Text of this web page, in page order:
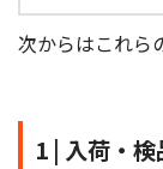
次からはこれら
1 | 入荷・検